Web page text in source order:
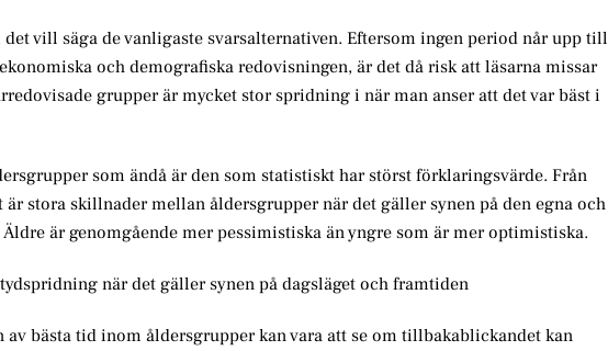
vill säga de vanligaste svarsalternativen. Eftersom ingen period når upp till
och demografiska redovisningen, är det då risk att läsarna missar
grupper är mycket stor spridning i när man anser att det var bäst i
som ändå är den som statistiskt har störst förklaringsvärde. Från
är stora skillnader mellan åldersgrupper när det gäller synen på den egna och
är genomgående mer pessimistiska än yngre som är mer optimistiska.
när det gäller synen på dagsläget och framtiden
bästa tid inom åldersgrupper kan vara att se om tillbakablickandet kan